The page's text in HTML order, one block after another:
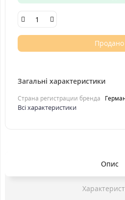
Продано
Загальні характеристики
Страна регистрации бренда
Всі характеристики
Опис